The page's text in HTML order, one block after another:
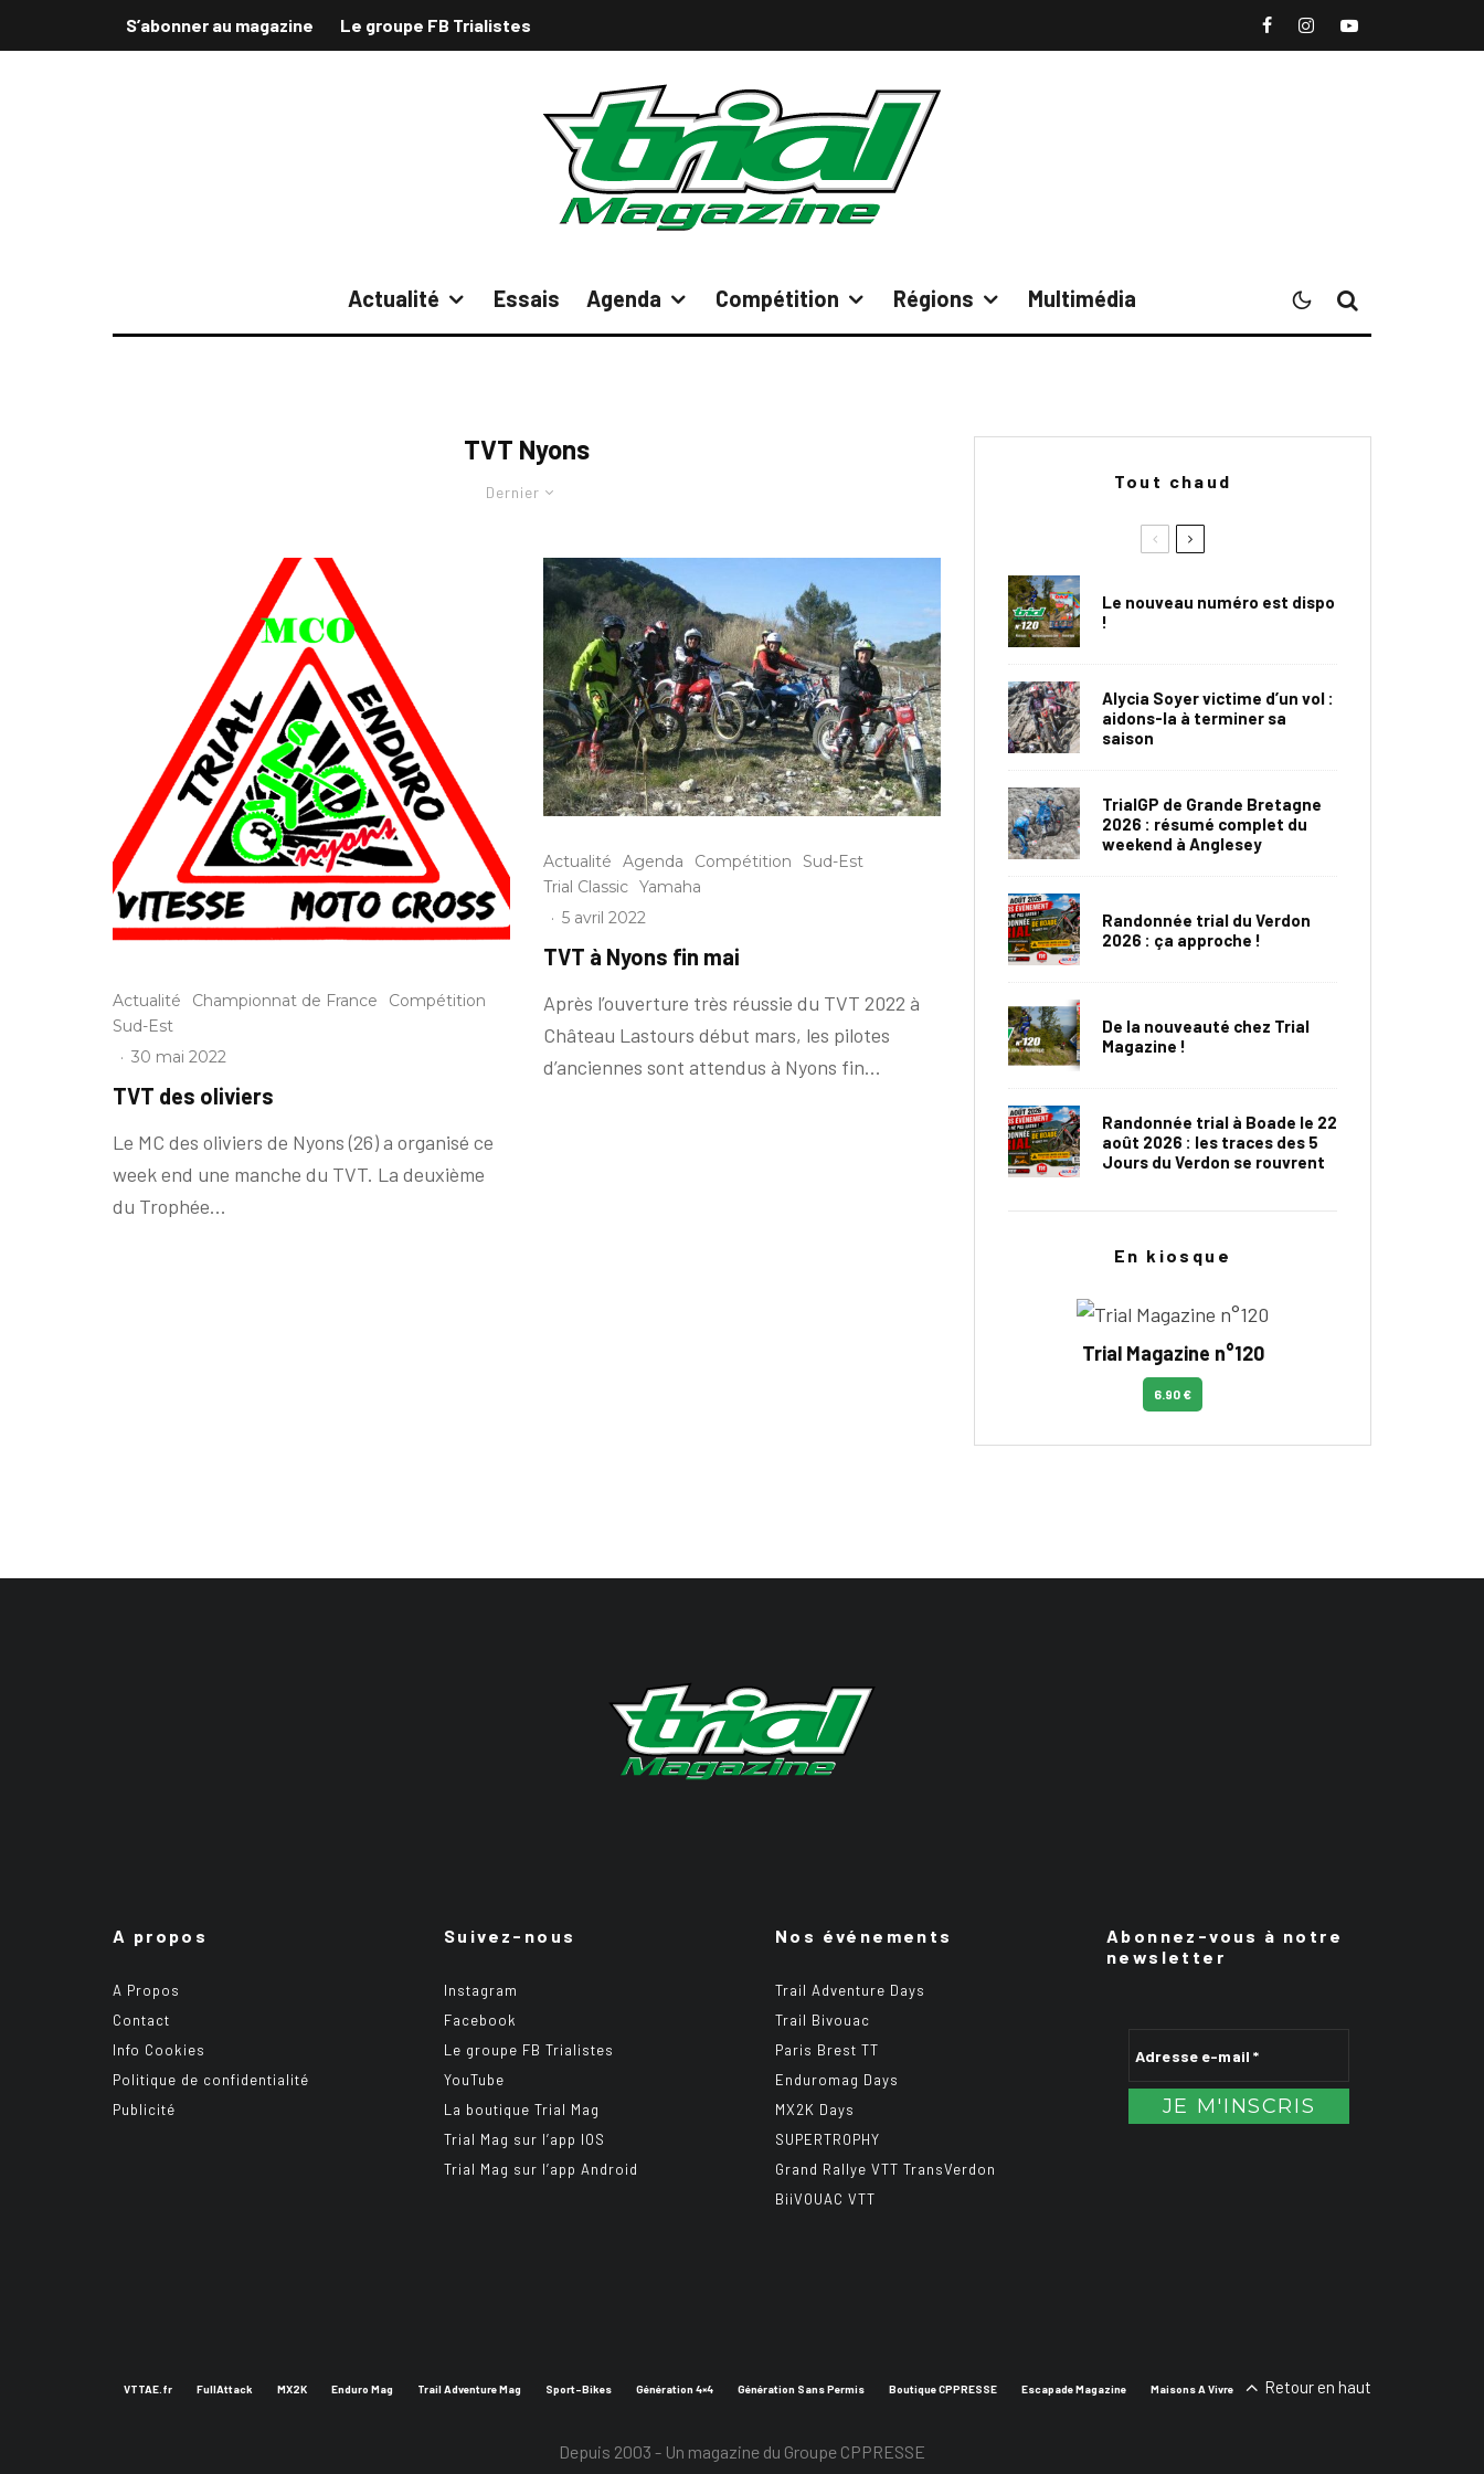
S’abonner au magazine Le groupe FB Trialistes
Actualité Essais Agenda Compétition Régions Multimédia
TVT Nyons
Dernier
Actualité Championnat de France
Compétition
Sud-Est
· 30 mai 2022
TVT des oliviers
Le MC des oliviers de Nyons (26) a organisé ce
week end une manche du TVT. La deuxième
du Trophée...
Actualité Agenda Compétition
Sud-Est
Trial Classic Yamaha
· 5 avril 2022
TVT à Nyons fin mai
Après l’ouverture très réussie du TVT 2022 à
Château Lastours début mars, les pilotes
d’anciennes sont attendus à Nyons fin...
Tout chaud
Le nouveau numéro est dispo
!
Alycia Soyer victime d’un vol :
aidons-la à terminer sa
saison
TrialGP de Grande Bretagne
2026 : résumé complet du
weekend à Anglesey
Randonnée trial du Verdon
2026 : ça approche !
De la nouveauté chez Trial
Magazine !
Randonnée trial à Boade le 22
août 2026 : les traces des 5
Jours du Verdon se rouvrent
En kiosque
Trial Magazine n°120
6.90 €
A propos
A Propos
Contact
Info Cookies
Politique de confidentialité
Publicité
Suivez-nous
Instagram
Facebook
Le groupe FB Trialistes
YouTube
La boutique Trial Mag
Trial Mag sur l’app IOS
Trial Mag sur l’app Android
Nos événements
Trail Adventure Days
Trail Bivouac
Paris Brest TT
Enduromag Days
MX2K Days
SUPERTROPHY
Grand Rallye VTT TransVerdon
BiiVOUAC VTT
Abonnez-vous à notre
newsletter
VTTAE.fr FullAttack MX2K Enduro Mag Trail Adventure Mag Sport-Bikes Génération 4×4 Génération Sans Permis Boutique CPPRESSE Escapade Magazine Maisons A Vivre Retour en haut
Depuis 2003 - Un magazine du Groupe CPPRESSE